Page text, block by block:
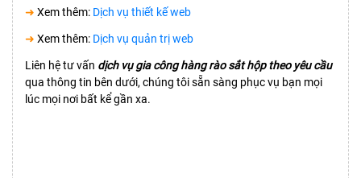
➜ Xem thêm: Dịch vụ thiết kế web
➜ Xem thêm: Dịch vụ quản trị web
Liên hệ tư vấn dịch vụ gia công hàng rào sắt hộp theo yêu cầu
qua thông tin bên dưới, chúng tôi sẵn sàng phục vụ bạn mọi
lúc mọi nơi bất kể gần xa.